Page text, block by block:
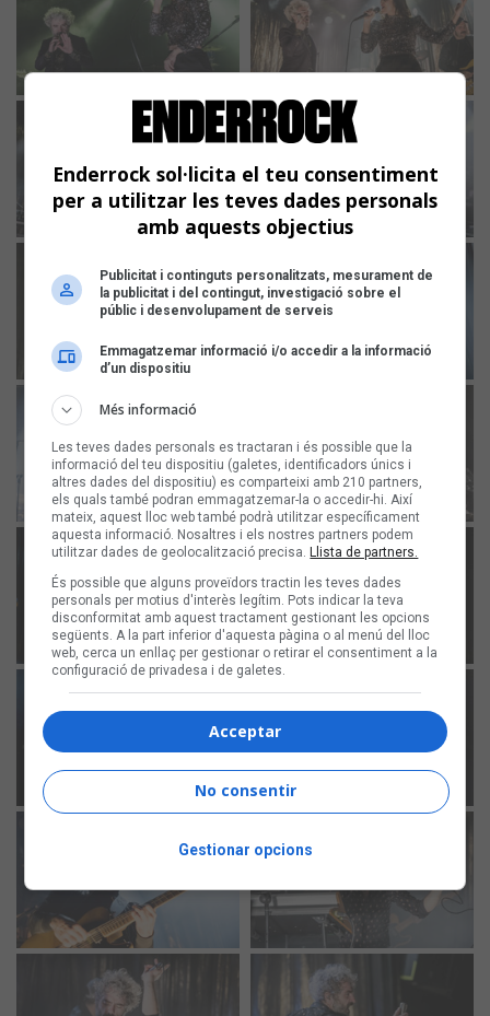
Enderrock sol·licita el teu consentiment
per a utilitzar les teves dades personals
amb aquests objectius
Publicitat i continguts personalitzats, mesurament de
la publicitat i del contingut, investigació sobre el
públic i desenvolupament de serveis
Emmagatzemar informació i/o accedir a la informació
d’un dispositiu
Més informació
Les teves dades personals es tractaran i és possible que la
informació del teu dispositiu (galetes, identificadors únics i
altres dades del dispositiu) es comparteixi amb 210 partners,
els quals també podran emmagatzemar-la o accedir-hi. Així
mateix, aquest lloc web també podrà utilitzar específicament
aquesta informació. Nosaltres i els nostres partners podem
utilitzar dades de geolocalització precisa.Llista de partners.
És possible que alguns proveïdors tractin les teves dades
personals per motius d'interès legítim. Pots indicar la teva
disconformitat amb aquest tractament gestionant les opcions
següents. A la part inferior d'aquesta pàgina o al menú del lloc
web, cerca un enllaç per gestionar o retirar el consentiment a la
configuració de privadesa i de galetes.
Acceptar
No consentir
Gestionar opcions